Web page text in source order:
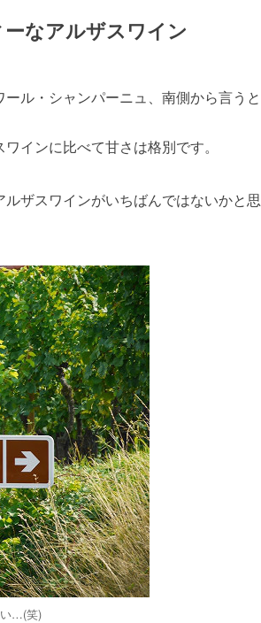
なアルザスワイン
ル・シャンパーニュ、南側から言うと
インに比べて甘さは格別です。
ザスワインがいちばんではないかと思
い…(笑)